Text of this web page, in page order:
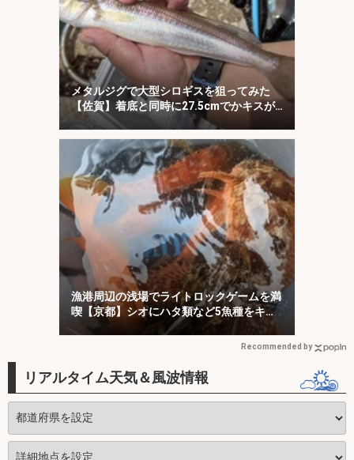
メタルジグで大型シロギスを狙ってみた
【佐賀】着底と同時に27.5cmでかキスが
ヒット！
漁港周辺の浅場でライトロックゲームを満
喫【京都】シオにハタ類など5魚種をキャ
ッチ！
Recommended by
リアルタイム天気＆風波情報